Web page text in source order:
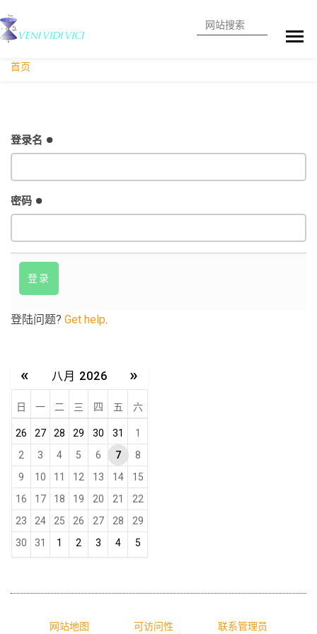
搜索
首页
登录名
密码
登陆问题? Get help.
« 八月 2026 »
m
o
n
h
8
日 一 二 三 四 五 六
26 27 28 29 30 31
1
2
3 4 5 6 7
8
9
10 11 12 13 14
15
16
17 18 19 20 21
22
23
24 25 26 27 28
29
30
31 1 2 3 4 5
网站地图 可访问性 联系管理员